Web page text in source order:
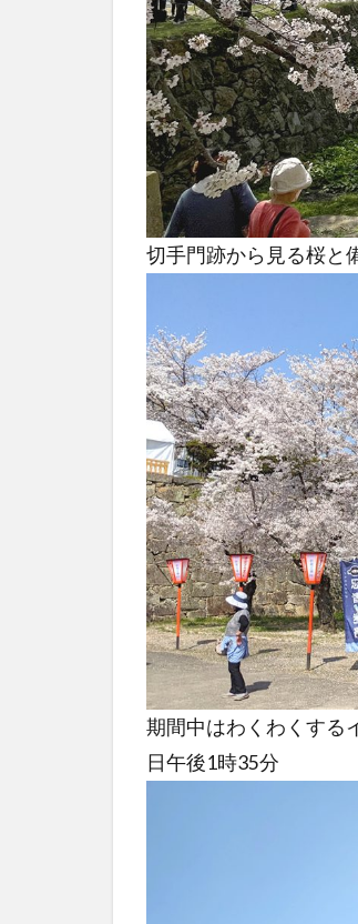
切手門跡から見る桜と
期間中はわくわくする
日午後1時35分